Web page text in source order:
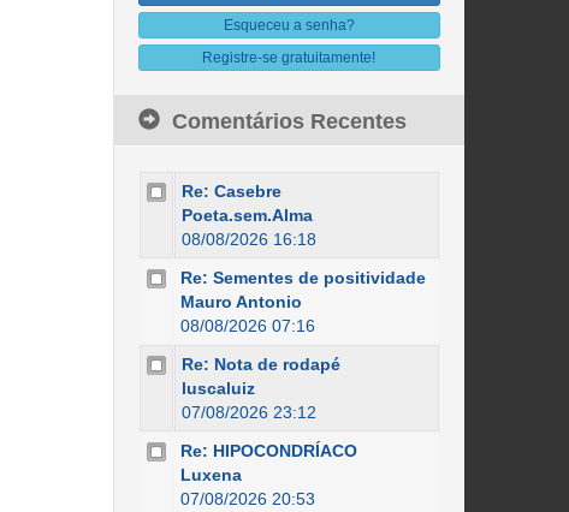
Esqueceu a senha?
Registre-se gratuitamente!
Comentários Recentes
Re: Casebre
Poeta.sem.Alma
08/08/2026 16:18
Re: Sementes de positividade
Mauro Antonio
08/08/2026 07:16
Re: Nota de rodapé
luscaluiz
07/08/2026 23:12
Re: HIPOCONDRÍACO
Luxena
07/08/2026 20:53